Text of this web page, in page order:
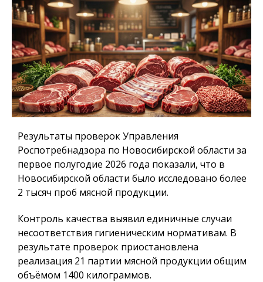
Результаты проверок Управления
Роспотребнадзора по Новосибирской области за
первое полугодие 2026 года показали, что в
Новосибирской области было исследовано более
2 тысяч проб мясной продукции.
Контроль качества выявил единичные случаи
несоответствия гигиеническим нормативам. В
результате проверок приостановлена
реализация 21 партии мясной продукции общим
объёмом 1400 килограммов.